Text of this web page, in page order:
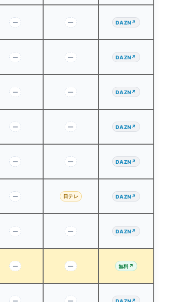
— — DAZN ↗
— — DAZN ↗
— — DAZN ↗
— — DAZN ↗
— — DAZN ↗
— 日テレ DAZN ↗
— — DAZN ↗
— — 無料 ↗
— — ↗